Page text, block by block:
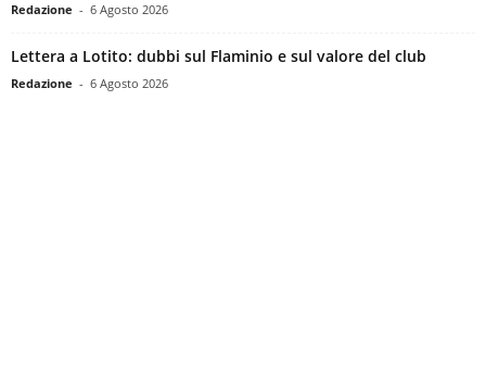
Redazione - 6 Agosto 2026
Lettera a Lotito: dubbi sul Flaminio e sul valore del club
Redazione - 6 Agosto 2026